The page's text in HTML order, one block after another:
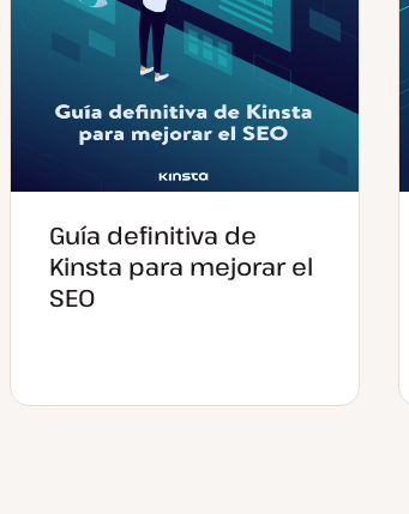
Guía definitiva de
Kinsta para mejorar el
SEO